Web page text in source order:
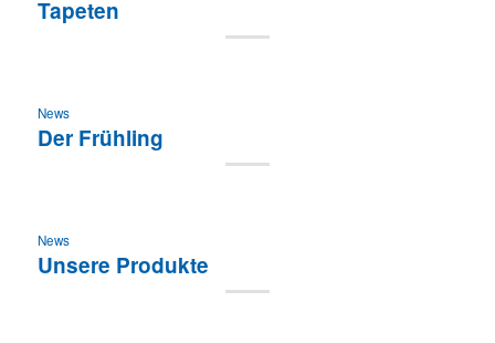
Tapeten
News
Der Frühling
News
Unsere Produkte